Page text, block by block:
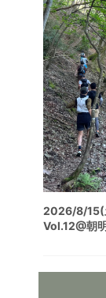
2026/8/15(
Vol.12@朝